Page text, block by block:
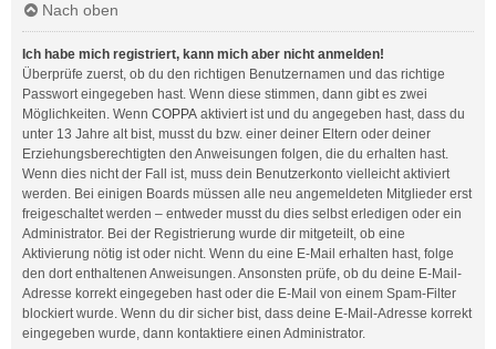
Nach oben
Ich habe mich registriert, kann mich aber nicht anmelden!
Überprüfe zuerst, ob du den richtigen Benutzernamen und das richtige
Passwort eingegeben hast. Wenn diese stimmen, dann gibt es zwei
Möglichkeiten. Wenn COPPA aktiviert ist und du angegeben hast, dass du
unter 13 Jahre alt bist, musst du bzw. einer deiner Eltern oder deiner
Erziehungsberechtigten den Anweisungen folgen, die du erhalten hast.
Wenn dies nicht der Fall ist, muss dein Benutzerkonto vielleicht aktiviert
werden. Bei einigen Boards müssen alle neu angemeldeten Mitglieder erst
freigeschaltet werden – entweder musst du dies selbst erledigen oder ein
Administrator. Bei der Registrierung wurde dir mitgeteilt, ob eine
Aktivierung nötig ist oder nicht. Wenn du eine E-Mail erhalten hast, folge
den dort enthaltenen Anweisungen. Ansonsten prüfe, ob du deine E-Mail-
Adresse korrekt eingegeben hast oder die E-Mail von einem Spam-Filter
blockiert wurde. Wenn du dir sicher bist, dass deine E-Mail-Adresse korrekt
eingegeben wurde, dann kontaktiere einen Administrator.